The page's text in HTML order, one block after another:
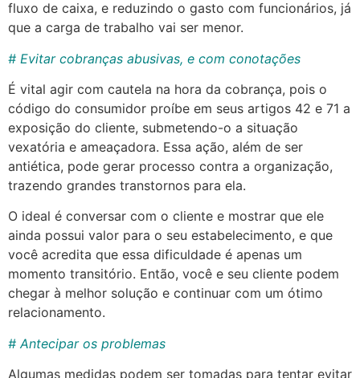
fluxo de caixa, e reduzindo o gasto com funcionários, já
que a carga de trabalho vai ser menor.
# Evitar cobranças abusivas, e com conotações
É vital agir com cautela na hora da cobrança, pois o
código do consumidor proíbe em seus artigos 42 e 71 a
exposição do cliente, submetendo-o a situação
vexatória e ameaçadora. Essa ação, além de ser
antiética, pode gerar processo contra a organização,
trazendo grandes transtornos para ela.
O ideal é conversar com o cliente e mostrar que ele
ainda possui valor para o seu estabelecimento, e que
você acredita que essa dificuldade é apenas um
momento transitório. Então, você e seu cliente podem
chegar à melhor solução e continuar com um ótimo
relacionamento.
# Antecipar os problemas
Algumas medidas podem ser tomadas para tentar evitar